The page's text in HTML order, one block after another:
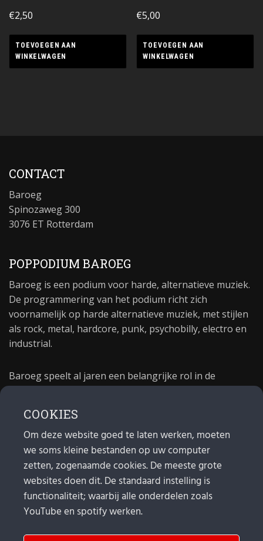
€2,50
TOEVOEGEN AAN
WINKELWAGEN
€5,00
TOEVOEGEN AAN
WINKELWAGEN
CONTACT
Baroeg
Spinozaweg 300
3076 ET Rotterdam
POPPODIUM BAROEG
Baroeg is een podium voor harde, alternatieve muziek.
De programmering van het podium richt zich
voornamelijk op harde alternatieve muziek, met stijlen
als rock, metal, hardcore, punk, psychobilly, electro en
industrial.
Baroeg speelt al jaren een belangrijke rol in de
culturele sector van Rotterdam. In 1981 begon Baroeg
poppodium 40 jaar.
MAIL
Algemeen: info@baroeg.nl
Bands & boeking: leon@baroeg.nl
Promotie & publiciteit: francis@baroeg.nl
COOKIES
Om deze website goed te laten werken, moeten
we soms kleine bestanden op uw computer
zetten, zogenaamde cookies. De meeste grote
websites doen dit. De standaard instelling is
functionaliteit; waarbij alle onderdelen zoals
YouTube en spotify werken.